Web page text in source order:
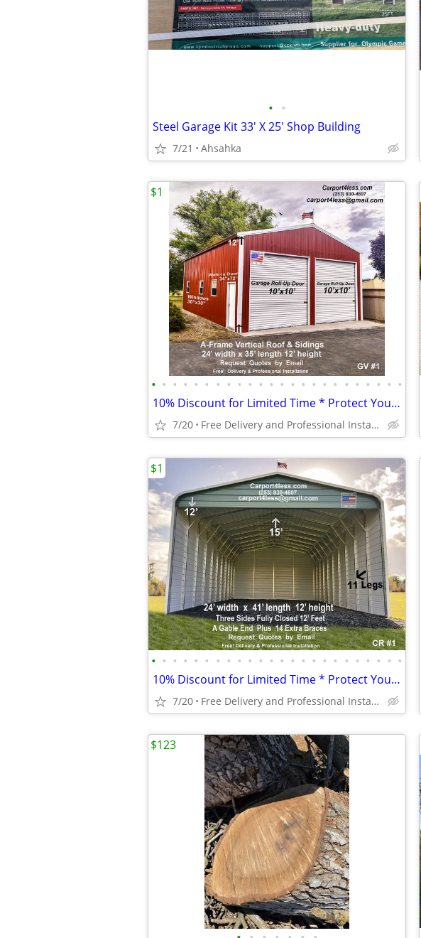
• •
Steel Garage Kit 33' X 25' Shop Building
7/21 Ahsahka
• • • • • • • • • • • • • • • • • • • • • • • •
10% Discount for Limited Time * Protect Your RV and Boat *
7/20 Free Delivery and Professional Installation
$1
• • • • • • • • • • • • • • • • • • • • • • • •
10% Discount for Limited Time * Protect Your RV and Boat *
7/20 Free Delivery and Professional Installation
$1
$123